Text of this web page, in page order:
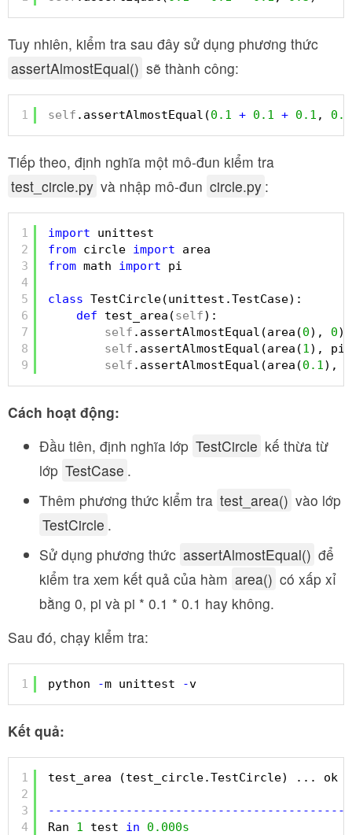
Tuy nhiên, kiểm tra sau đây sử dụng phương thức
assertAlmostEqual() sẽ thành công:
1 self .assertAlmostEqual(0.1 + 0.1 + 0.1 , 0.3
Tiếp theo, định nghĩa một mô-đun kiểm tra
test_circle.py và nhập mô-đun circle.py :
1
2
3
4
5
6
7
8
9
import
unittest
from circle import
area
from math import pi
class TestCircle(unittest.TestCase):
def
test_area(self):
self .assertAlmostEqual(area(0), 0)
self .assertAlmostEqual(area(1), pi)
self .assertAlmostEqual(area(0.1),
Cách hoạt động:
Đầu tiên, định nghĩa lớp TestCircle kế thừa từ
lớp TestCase .
Thêm phương thức kiểm tra test_area() vào lớp
TestCircle .
Sử dụng phương thức assertAlmostEqual() để
kiểm tra xem kết quả của hàm area() có xấp xỉ
bằng 0, pi và pi * 0.1 * 0.1 hay không.
Sau đó, chạy kiểm tra:
1 python -m unittest -v
Kết quả:
1
2
3
4
test_area (test_circle.TestCircle) ... ok
- - - - - - - - - - - - - - - - - - - - - - - - - - - - - - - - - - - - - - - - - -
Ran 1 test in 0.000s